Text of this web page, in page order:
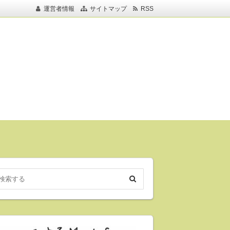
運営者情報 サイトマップ RSS